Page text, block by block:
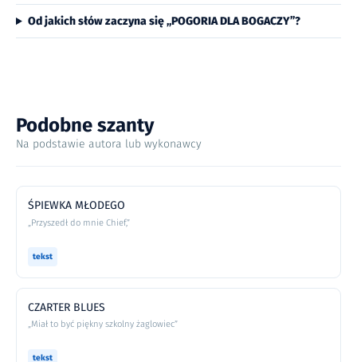
Od jakich słów zaczyna się „POGORIA DLA BOGACZY”?
Podobne szanty
Na podstawie autora lub wykonawcy
ŚPIEWKA MŁODEGO
„Przyszedł do mnie Chief,”
tekst
CZARTER BLUES
„Miał to być piękny szkolny żaglowiec”
tekst